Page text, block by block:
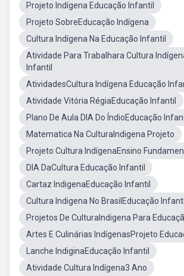
Projeto Indígena Educação Infantil
Projeto SobreEducação Indígena
Cultura Indígena Na Educação Infantil
Atividade Para Trabalhara Cultura
Infantil
AtividadesCultura Indígena Educação
Atividade Vitória RégiaEducação Infantil
Plano De Aula DIA Do ÍndioEducação
Matematica Na CulturaIndigena Projeto
Projeto Cultura IndígenaEnsino
DIA DaCultura Educação Infantil
Cartaz IndigenaEducação Infantil
Cultura Indigena No BrasilEducação Infantil
Projetos De CulturaIndigena Para
Artes E Culinárias IndígenasProjeto
Lanche IndiginaEducação Infantil
Atividade Cultura Indígena3 Ano